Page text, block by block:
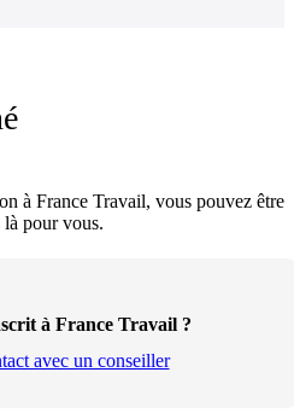
à France Travail, vous pouvez être
là pour vous.
à France Travail ?
avec un conseiller